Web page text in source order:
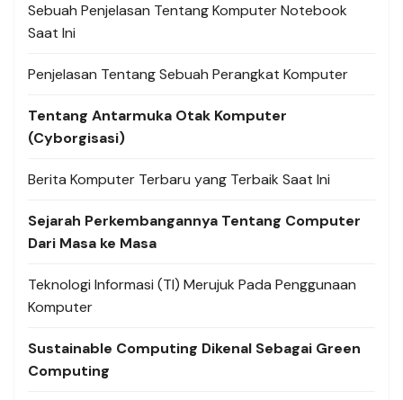
Sebuah Penjelasan Tentang Komputer Notebook
Saat Ini
Penjelasan Tentang Sebuah Perangkat Komputer
Tentang Antarmuka Otak Komputer
(Cyborgisasi)
Berita Komputer Terbaru yang Terbaik Saat Ini
Sejarah Perkembangannya Tentang Computer
Dari Masa ke Masa
Teknologi Informasi (TI) Merujuk Pada Penggunaan
Komputer
Sustainable Computing Dikenal Sebagai Green
Computing